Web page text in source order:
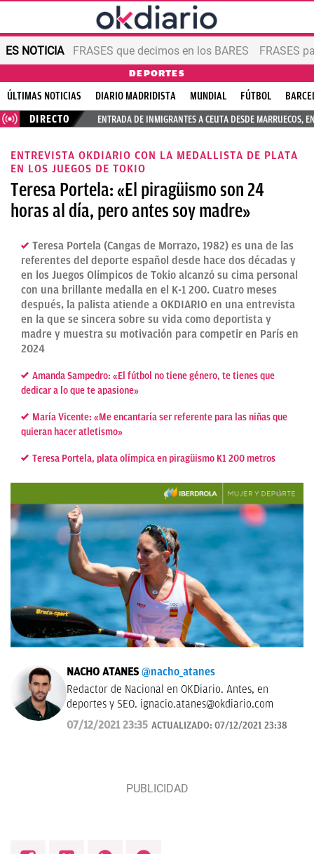
ES NOTICIA FRASES que decimos en los BARES FRASES
DEPORTES
ÚLTIMAS NOTICIAS DIARIO MADRIDISTA MUNDIAL FÚTBOL
DIRECTO
ENTRADA DE INMIGRANTES A CEUTA DESDE MARRUECOS,
ENTREVISTA OKDIARIO CON LA MEDALLISTA DE PLATA
EN LOS JUEGOS DE TOKIO
Teresa Portela: «El piragüismo son 24
horas al día, pero antes soy madre»
Teresa Portela (Cangas de Morrazo, 1982) es una de las
referentes del deporte español desde hace dos décadas y
en los Juegos Olímpicos de Tokio alcanzó su cima personal
con una brillante medalla en el K-1 200. Cuatro meses
después, la palista atiende a OKDIARIO en una entrevista
en la que se sincera sobre su vida como deportista y
madre y muestra su motivación para competir en París en
2024
Amanda Sampedro: «El fútbol no tiene género, te tienes que
dedicar a lo que te apasione»
María Vicente: «Me encantaría ser referente para las niñas que
quieran hacer atletismo»
Teresa Portela, plata olímpica en piragüismo K1 200 metros
NACHO ATANES @nacho_atanes
Redactor de Nacional en OKDiario. Antes, en
deportes y SEO. ignacio.atanes@okdiario.com
07/12/2021 23:35 ACTUALIZADO: 07/12/2021 23:38